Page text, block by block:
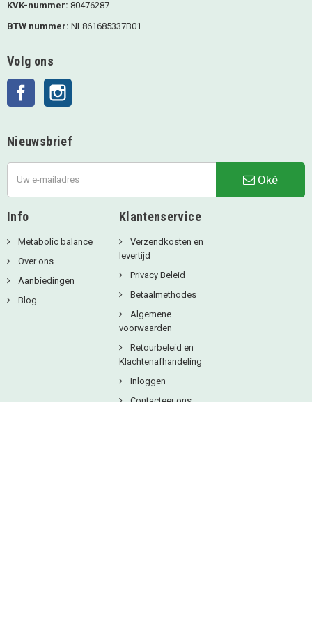
KVK-nummer: 80476287
BTW nummer: NL861685337B01
Volg ons
Facebook
Nieuwsbrief
Oké
Info
Metabolic balance
Over ons
Aanbiedingen
Blog
Klantenservice
Verzendkosten en
levertijd
Privacy Beleid
Betaalmethodes
Algemene
voorwaarden
Retourbeleid en
Klachtenafhandeling
Inloggen
Contacteer ons